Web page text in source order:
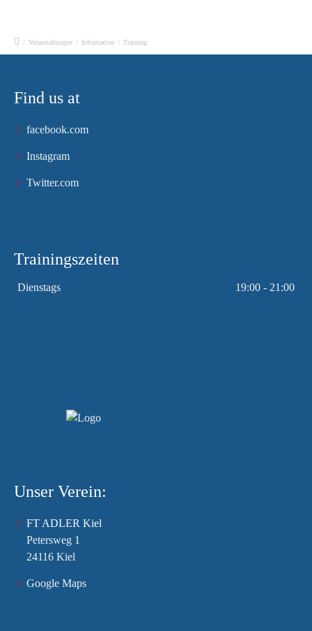
/ Veranstaltungen / Information / Training
Find us at
facebook.com
Instagram
Twitter.com
Trainingszeiten
Dienstags 19:00 - 21:00
Unser Verein:
FT ADLER Kiel
Petersweg 1
24116 Kiel
Google Maps